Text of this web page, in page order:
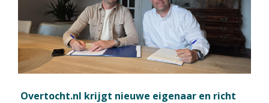
Overtocht.nl krijgt nieuwe eigenaar en richt